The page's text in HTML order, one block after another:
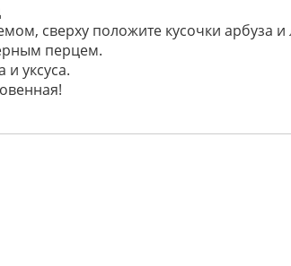
сверху положите кусочки арбуза и
перцем.
уксуса.